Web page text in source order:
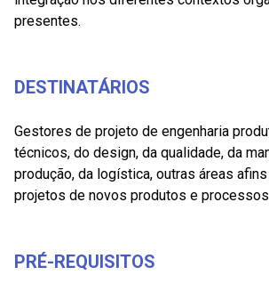
presentes.
DESTINATÁRIOS
Gestores de projeto de engenharia
técnicos, do design, da qualidade, da
produção, da logística, outras áreas
projetos de novos produtos e
PRÉ-REQUISITOS